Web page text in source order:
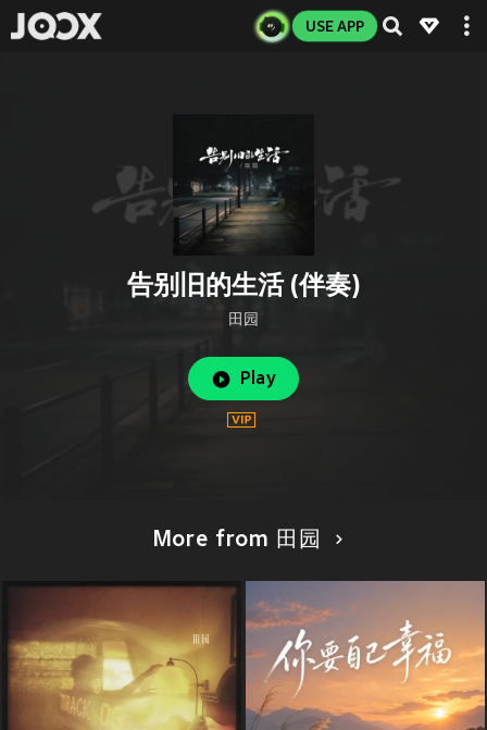
USE APP
告别旧的生活 (伴奏)
田园
Play
More from 田园